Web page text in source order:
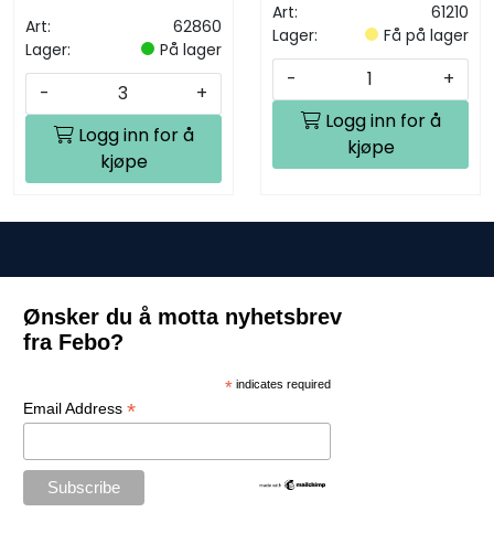
Art:
62860
Lager:
På lager
-
+
Logg inn for å
kjøpe
Art:
61210
Lager:
Få på lager
-
+
Logg inn for å
kjøpe
Ønsker du å motta nyhetsbrev
fra Febo?
* indicates required
Email Address *